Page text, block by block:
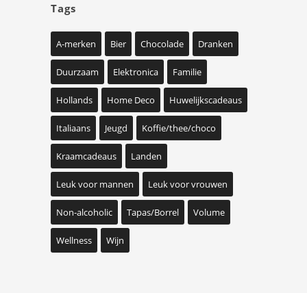
Tags
A-merken Bier Chocolade Dranken
Duurzaam Elektronica Familie
Hollands Home Deco Huwelijkscadeaus
Italiaans Jeugd Koffie/thee/choco
Kraamcadeaus Landen
Leuk voor mannen Leuk voor vrouwen
Non-alcoholic Tapas/Borrel Volume
Wellness Wijn